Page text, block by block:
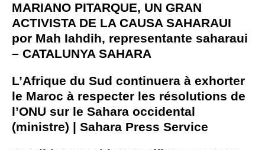
MARIANO PITARQUE, UN GRAN
ACTIVISTA DE LA CAUSA SAHARAUI
por Mah Iahdih, representante saharaui
– CATALUNYA SAHARA
L’Afrique du Sud continuera à exhorter
le Maroc à respecter les résolutions de
l’ONU sur le Sahara occidental
(ministre) | Sahara Press Service